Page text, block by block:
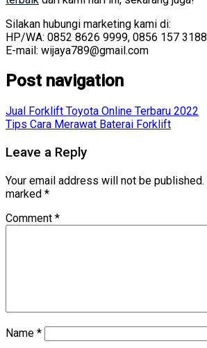
Silakan hubungi marketing kami di:
HP/WA: 0852 8626 9999, 0856 157 3188
E-mail: wijaya789@gmail.com
Post navigation
Jual Forklift Toyota Online Terbaru 2022
Tips Cara Merawat Baterai Forklift
Leave a Reply
Your email address will not be published.
marked *
Comment *
Name *